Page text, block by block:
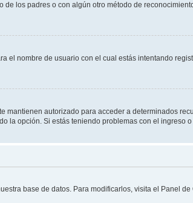
los padres o con algún otro método de
el nombre de usuario con el cual estás intentando
autorizado para acceder a determinados
la opción. Si estás teniendo problemas con el ingreso
base de datos. Para modificarlos, visita el Panel